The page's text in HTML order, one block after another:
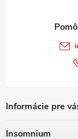
Informácie pre
Insomnium